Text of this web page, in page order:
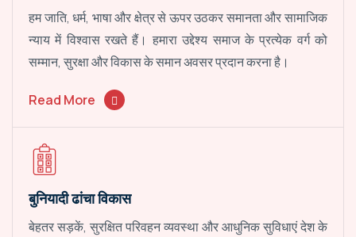
हम जाति, धर्म, भाषा और क्षेत्र से ऊपर उठकर समानता और सामाजिक
न्याय में विश्वास रखते हैं। हमारा उद्देश्य समाज के प्रत्येक वर्ग को
सम्मान, सुरक्षा और विकास के समान अवसर प्रदान करना है।
Read More
बुनियादी ढांचा विकास
बेहतर सड़कें, सुरक्षित परिवहन व्यवस्था और आधुनिक सुविधाएं देश के